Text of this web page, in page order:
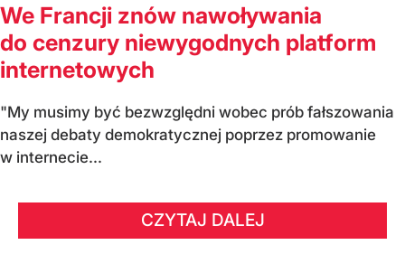
We Francji znów nawoływania
do cenzury niewygodnych platform
internetowych
"My musimy być bezwzględni wobec prób fałszowania
naszej debaty demokratycznej poprzez promowanie
w internecie...
CZYTAJ DALEJ